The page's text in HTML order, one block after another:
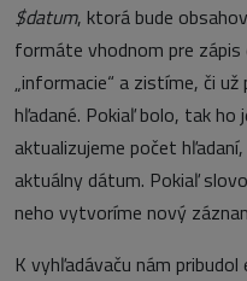
$datum, ktorá bude
formáte vhodnom pre
„informacie“ a zistíme, či
hľadané. Pokiaľ bolo, tak ho
aktualizujeme počet
aktuálny dátum. Pokiaľ
neho vytvoríme nový
K vyhľadávaču nám